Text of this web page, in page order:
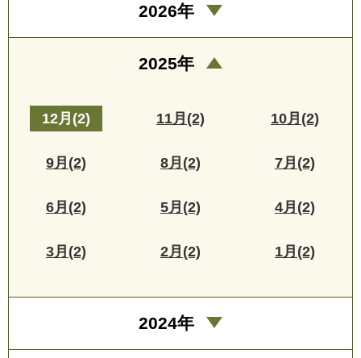
2026年
2025年
12月(2) 11月(2) 10月(2)
9月(2) 8月(2) 7月(2)
6月(2) 5月(2) 4月(2)
3月(2) 2月(2) 1月(2)
2024年